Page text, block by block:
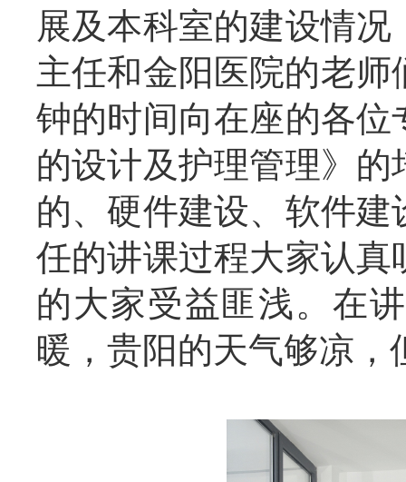
展及本科室的建设情
主任和金阳医院的老
钟的时间向在座的各
的设计及护理管理》
的、硬件建设、软件
任的讲课过程大家认
的大家受益匪浅。在
暖，贵阳的天气够凉